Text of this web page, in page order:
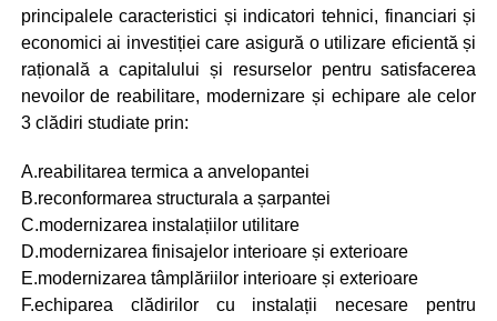
principalele caracteristici și indicatori tehnici, financiari și
economici ai investiției care asigură o utilizare eficientă și
rațională a capitalului și resurselor pentru satisfacerea
nevoilor de reabilitare, modernizare și echipare ale celor
3 clădiri studiate prin:
A.reabilitarea termica a anvelopantei
B.reconformarea structurala a șarpantei
C.modernizarea instalațiilor utilitare
D.modernizarea finisajelor interioare și exterioare
E.modernizarea tâmplăriilor interioare și exterioare
F.echiparea clădirilor cu instalații necesare pentru